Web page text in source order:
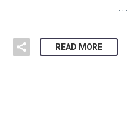
…
READ MORE